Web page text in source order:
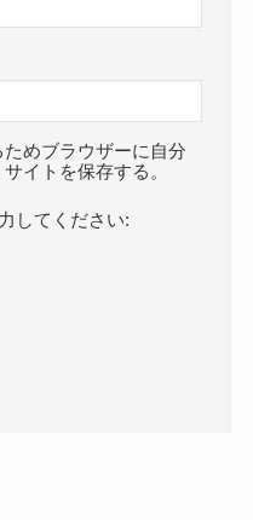
めブラウザーに自分
イトを保存する。
してください: